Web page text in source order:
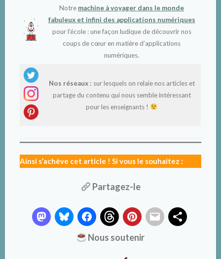
Notre machine à voyager dans le monde
fabuleux et infini des applications numériques
pour l’école : une façon ludique de découvrir nos
coups de cœur en matière d’applications
numériques.
Nos réseaux : sur lesquels on relaie nos articles et
partage du contenu qui nous semble intéressant
pour les enseignants !
Ainsi s’achève cet article ! Si vous le souhaitez :
Partagez-le
Nous soutenir